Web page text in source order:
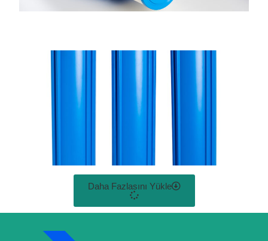
Daha Fazlasını Yükle